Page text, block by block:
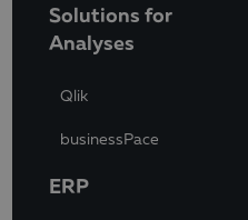
Solutions for
Analyses
Qlik
businessPace
ERP